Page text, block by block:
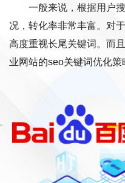
一般来说，根据用户
况，转化率非常丰富。对
高度重视长尾关键词。而
业网站的seo关键词优化策